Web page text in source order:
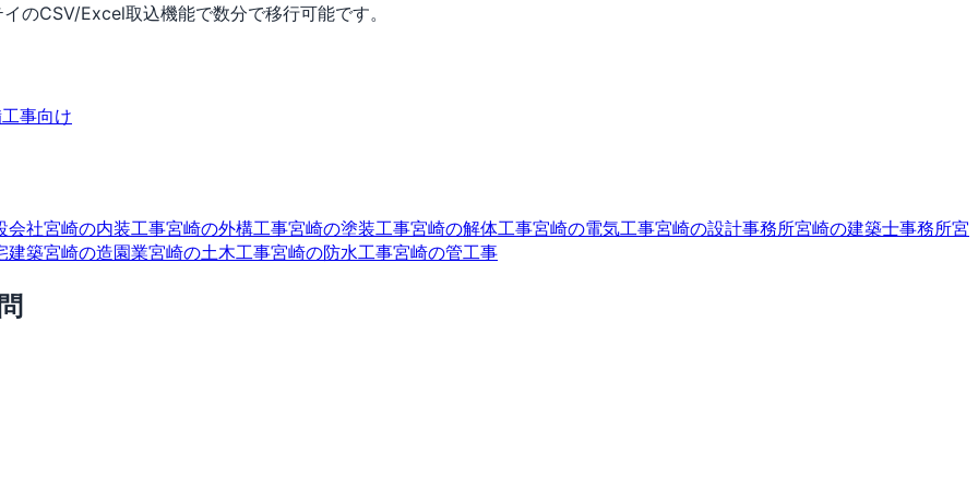
のCSV/Excel取込機能で数分で移行可能です。
事向け
会社宮崎の内装工事宮崎の外構工事宮崎の塗装工事宮崎の解体工事宮崎の電気工事宮崎の設計事務所宮崎の建築士事務所宮
建築宮崎の造園業宮崎の土木工事宮崎の防水工事宮崎の管工事